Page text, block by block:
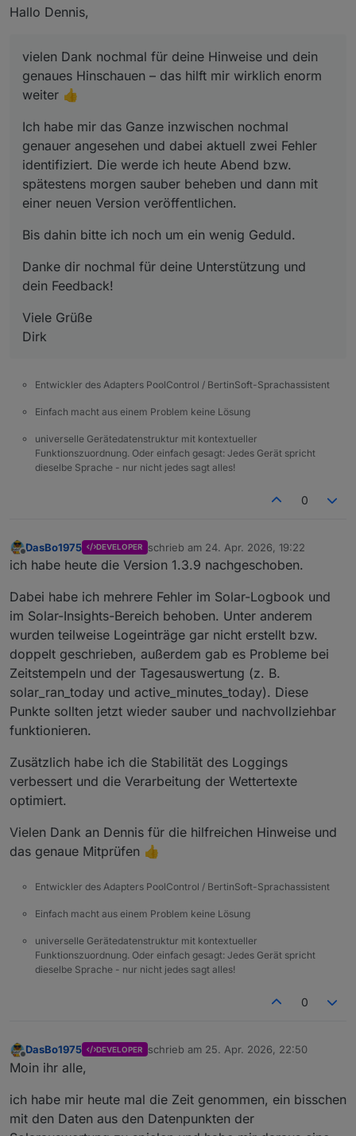
Calculation
Debug
Hallo Dennis,
vielen Dank nochmal für deine Hinweise und dein
genaues Hinschauen – das hilft mir wirklich enorm
weiter 👍
Ich habe mir das Ganze inzwischen nochmal
genauer angesehen und dabei aktuell zwei Fehler
identifiziert. Die werde ich heute Abend bzw.
spätestens morgen sauber beheben und dann mit
einer neuen Version veröffentlichen.
Bis dahin bitte ich noch um ein wenig Geduld.
Danke dir nochmal für deine Unterstützung und
dein Feedback!
Viele Grüße
Dirk
Entwickler des Adapters PoolControl / BertinSoft-Sprachassistent
Einfach macht aus einem Problem keine Lösung
universelle Gerätedatenstruktur mit kontextueller
Funktionszuordnung. Oder einfach gesagt: Jedes Gerät spricht
dieselbe Sprache - nur nicht jedes sagt alles!
0
Offline
DasBo1975 DEVELOPER schrieb am 24. Apr. 2026, 19:22
zuletzt editiert von
ich habe heute die Version 1.3.9 nachgeschoben.
Dabei habe ich mehrere Fehler im Solar-Logbook und
im Solar-Insights-Bereich behoben. Unter anderem
wurden teilweise Logeinträge gar nicht erstellt bzw.
doppelt geschrieben, außerdem gab es Probleme bei
Zeitstempeln und der Tagesauswertung (z. B.
solar_ran_today und active_minutes_today). Diese
Punkte sollten jetzt wieder sauber und nachvollziehbar
funktionieren.
Zusätzlich habe ich die Stabilität des Loggings
verbessert und die Verarbeitung der Wettertexte
optimiert.
Vielen Dank an Dennis für die hilfreichen Hinweise und
das genaue Mitprüfen 👍
Entwickler des Adapters PoolControl / BertinSoft-Sprachassistent
Einfach macht aus einem Problem keine Lösung
universelle Gerätedatenstruktur mit kontextueller
Funktionszuordnung. Oder einfach gesagt: Jedes Gerät spricht
dieselbe Sprache - nur nicht jedes sagt alles!
0
Offline
DasBo1975 DEVELOPER schrieb am 25. Apr. 2026, 22:50
zuletzt editiert von
Moin ihr alle,
ich habe mir heute mal die Zeit genommen, ein bisschen
mit den Daten aus den Datenpunkten der